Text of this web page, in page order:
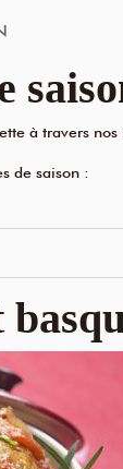
à travers
de saison :